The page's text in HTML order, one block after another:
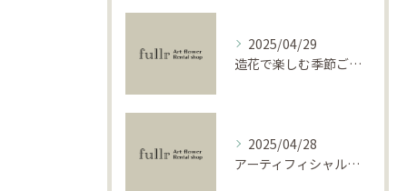
2025/04/29
造花で楽しむ季節ごとのインテリア
2025/04/28
アーティフィシャルフラワーで学ぶ基礎と活用法